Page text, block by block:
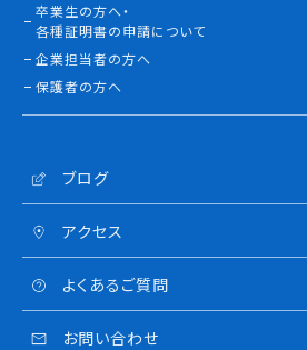
卒業生の方へ・
各種証明書の申請について
企業担当者の方へ
保護者の方へ
ブログ
アクセス
よくあるご質問
お問い合わせ